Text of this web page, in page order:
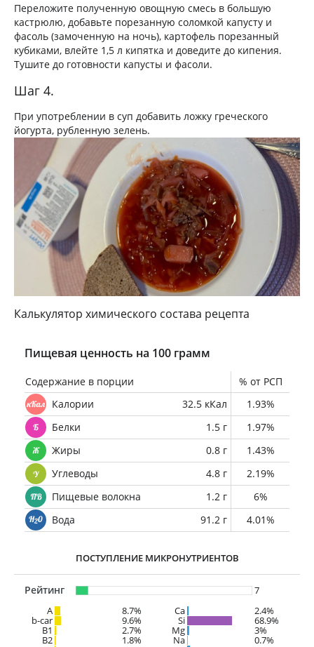
Переложите полученную овощную смесь в большую
кастрюлю, добавьте порезанную соломкой капусту и
фасоль (замоченную на ночь), картофель порезанный
кубиками, влейте 1,5 л кипятка и доведите до кипения.
Тушите до готовности капусты и фасоли.
Шаг 4.
При употреблении в суп добавить ложку греческого
йогурта, рубленную зелень.
Калькулятор химического состава рецепта
Пищевая ценность на 100 грамм
Содержание в порции
% от РСП
Калории
32.5 кКал
1.93%
Белки
1.5 г
1.97%
Жиры
0.8 г
1.43%
Углеводы
4.8 г
2.19%
Пищевые волокна
1.2 г
6%
Вода
91.2 г 4.01%
ПОСТУПЛЕНИЕ МИКРОНУТРИЕНТОВ
Рейтинг
7
A
8.7%
b-car 9.6%
В1 2.7%
B2 1.8%
Ca 2.4%
Si 68.9%
Mg 3%
Na 0.7%